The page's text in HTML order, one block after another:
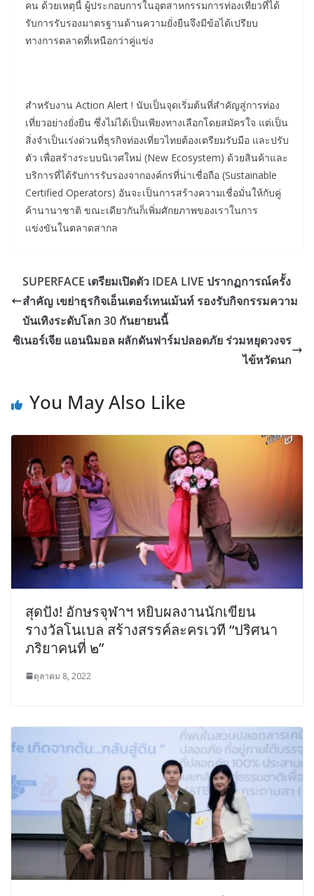
คน ด้วยเหตุนี้ ผู้ประกอบการในอุตสาหกรรมการท่องเที่ยวที่ได้
รับการรับรองมาตรฐานด้านความยั่งยืนจึงมีข้อได้เปรียบ
ทางการตลาดที่เหนือกว่าคู่แข่ง
สำหรับงาน Action Alert ! นับเป็นจุดเริ่มต้นที่สำคัญสู่การท่อง
เที่ยวอย่างยั่งยืน ซึ่งไม่ได้เป็นเพียงทางเลือกโดยสมัครใจ แต่เป็น
สิ่งจำเป็นเร่งด่วนที่ธุรกิจท่องเที่ยวไทยต้องเตรียมรับมือ และปรับ
ตัว เพื่อสร้างระบบนิเวศใหม่ (New Ecosystem) ด้วยสินค้าและ
บริการที่ได้รับการรับรองจากองค์กรที่น่าเชื่อถือ (Sustainable
Certified Operators) อันจะเป็นการสร้างความเชื่อมั่นให้กับคู่
ค้านานาชาติ ขณะเดียวกันก็เพิ่มศักยภาพของเราในการ
แข่งขันในตลาดสากล
SUPERFACE เตรียมเปิดตัว IDEA LIVE ปรากฏการณ์ครั้ง
สำคัญ เขย่าธุรกิจเอ็นเตอร์เทนเม้นท์ รองรับกิจกรรมความ
บันเทิงระดับโลก 30 กันยายนนี้
ซิเนอร์เจีย แอนนิมอล ผลักดันฟาร์มปลอดภัย ร่วมหยุดวงจร
ไข้หวัดนก
You May Also Like
สุดปัง! อักษรจุฬาฯ หยิบผลงานนักเขียน
รางวัลโนเบล สร้างสรรค์ละครเวที “ปริศนา
ภริยาคนที่ ๒”
ตุลาคม 8, 2022